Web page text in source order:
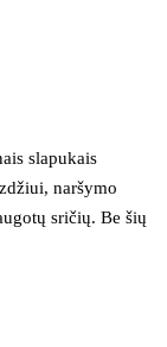
slapukais
naršymo
sričių. Be šių